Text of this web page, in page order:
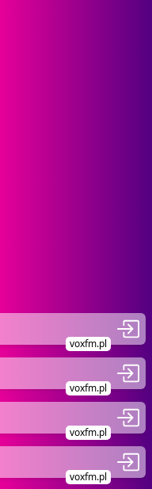
voxfm.pl
voxfm.pl
voxfm.pl
voxfm.pl